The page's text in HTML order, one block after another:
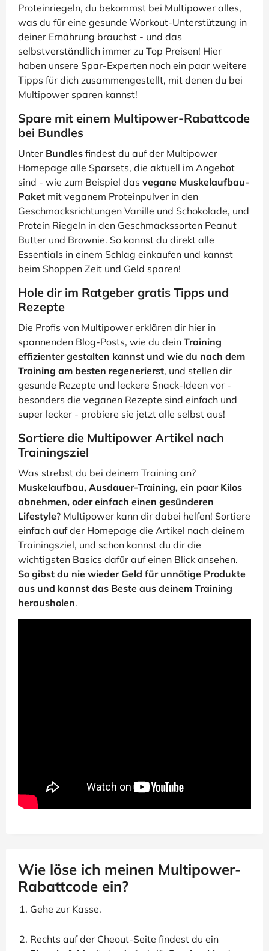
Proteinriegeln, du bekommst bei Multipower alles,
was du für eine gesunde Workout-Unterstützung in
deiner Ernährung brauchst - und das
selbstverständlich immer zu Top Preisen! Hier
haben unsere Spar-Experten noch ein paar weitere
Tipps für dich zusammengestellt, mit denen du bei
Multipower sparen kannst!
Spare mit einem Multipower-Rabattcode
bei Bundles
Unter Bundles findest du auf der Multipower
Homepage alle Sparsets, die aktuell im Angebot
sind - wie zum Beispiel das vegane Muskelaufbau-
Paket mit veganem Proteinpulver in den
Geschmacksrichtungen Vanille und Schokolade, und
Protein Riegeln in den Geschmackssorten Peanut
Butter und Brownie. So kannst du direkt alle
Essentials in einem Schlag einkaufen und kannst
beim Shoppen Zeit und Geld sparen!
Hole dir im Ratgeber gratis Tipps und
Rezepte
Die Profis von Multipower erklären dir hier in
spannenden Blog-Posts, wie du dein Training
effizienter gestalten kannst und wie du nach dem
Training am besten regenerierst, und stellen dir
gesunde Rezepte und leckere Snack-Ideen vor -
besonders die veganen Rezepte sind einfach und
super lecker - probiere sie jetzt alle selbst aus!
Sortiere die Multipower Artikel nach
Trainingsziel
Was strebst du bei deinem Training an?
Muskelaufbau, Ausdauer-Training, ein paar Kilos
abnehmen, oder einfach einen gesünderen
Lifestyle? Multipower kann dir dabei helfen! Sortiere
einfach auf der Homepage die Artikel nach deinem
Trainingsziel, und schon kannst du dir die
wichtigsten Basics dafür auf einen Blick ansehen.
So gibst du nie wieder Geld für unnötige Produkte
aus und kannst das Beste aus deinem Training
herausholen.
Wie löse ich meinen Multipower-
Rabattcode ein?
Gehe zur Kasse.
Rechts auf der Cheout-Seite findest du ein